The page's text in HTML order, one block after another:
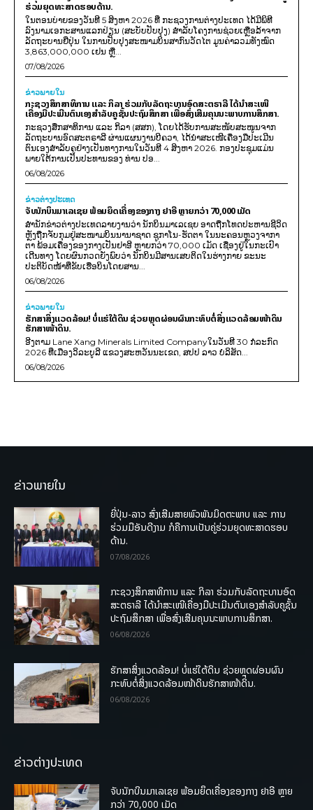
ຮ່ວມຍຸດທະສາດຮອບດ້ານ.
ໃນຕອນບ່າຍຂອງວັນທີ 5 ສິງຫາ 2026 ທີ່ ກະຊວງການຕ່າງປະເທດ ໄດ້ມີພິທີ
ລົງນາມເອກະສານແລກປ່ຽນ (ສະບັບປັບປຸງ) ສໍາລັບໂຄງການຊ່ວຍເຫຼືອລ້າຈາກ
ລັດຖະບານຍີ່ປຸ່ນ ໃນການປັບປຸງສະໜາມບິນສາກົນວັດໄຕ ມູນຄ່າລວມທັງໝົດ
3,863,000,000 ເຢນ ຫຼື...
07/08/2026
ຂ່າວພາຍ​ໃນ
ກະຊວງສຶກສາທິການ ແລະ ກິລາ ຮ່ວມກັບລັດຖະບານອົດສະຕຣາລີ ໄດ້ນຳສະເໜີ
ເຄື່ອງມືປະເມີນຕົນເອງສຳລັບຄູຊັ້ນປະຖົມສຶກສາ ເພື່ອສົ່ງເສີມຄຸນນະພາບການສຶກສາ.
ກະຊວງສຶກສາທິການ ແລະ ກິລາ (ສສກ), ໂດຍໄດ້ຮັບການສະໜັບສະໜູນຈາກ
ລັດຖະບານອົດສະຕຣາລີ ຜ່ານແຜນງານບີຄວາ, ໄດ້ນຳສະເໜີເຄື່ອງມືປະເມີນ
ຕົນເອງສຳລັບຄູຢ່າງເປັນທາງການໃນວັນທີ 4 ສິງຫາ 2026. ກອງປະຊຸມແມ່ນ
ພາຍໃຕ້ການເປັນປະທານຂອງ ທ່ານ ປອ...
06/08/2026
ຂ່າວຕ່າງປະເທດ
ຈັບນັກບິນມາເລເຊຍ ພ້ອມຍຶດເຄື່ອງຂອງກາງ ຢາອີ ຫຼາຍກວ່າ 70,000 ເມັດ
ສຳນັກຂ່າວຕ່າງປະເທດລາຍງານວ່າ ນັກບິນມາເລເຊຍ ອາດຖືກໂທດປະຫານຊີວິດ
ຫຼັງຖືກຈັບກຸມຢູ່ສະໜາມບິນນານາຊາດ ຊູກາໂນ-ຮັດຕາ ໃນນະຄອນຫຼວງຈາກາ
ຕາ ພ້ອມເຄື່ອງຂອງກາງເປັນຢາອີ ຫຼາຍກວ່າ 70,000 ເມັດ ເຊື່ອງຢູ່ໃນກະເປົາ
ເດີນທາງ ໂດຍຜົນກວດຍັງພົບວ່າ ນັກບິນມີສານເສບຕິດໃນຮ່າງກາຍ ຂະນະ
ປະຕິບັດໜ້າທີ່ຂັບເຮືອບິນໂດຍສານ...
06/08/2026
ຂ່າວພາຍ​ໃນ
ຮັກສາສິ່ງແວດລ້ອມ! ບໍ່ແຮ່ໃຕ້ດິນ ຊ່ວຍຫຼຸດຜ່ອນຜົນກະທົບຕໍ່ສິ່ງແວດລ້ອມໜ້າດິນ
ຮັກສາໜ້າດິນ.
ອີງຕາມ Lane Xang Minerals Limited Companyໃນວັນທີ 30 ກໍລະກົດ
2026 ທີ່ເມືອງວິລະບູລີ ແຂວງສະຫວັນນະເຂດ, ສປປ ລາວ ບໍລິສັດ...
06/08/2026
ຂ່າວພາຍໃນ
ຍີ່ປຸ່ນ-ລາວ ສົ່ງເສີມສາຍພົວພັນມິດຕະພາບ ແລະ ການ
ຮ່ວມມືອັນດີງາມ ກໍຄືການເປັນຄູ່ຮ່ວມຍຸດທະສາດຮອບ
ດ້ານ.
07/08/2026
ກະຊວງສຶກສາທິການ ແລະ ກິລາ ຮ່ວມກັບລັດຖະບານອົດ
ສະຕຣາລີ ໄດ້ນຳສະເໜີເຄື່ອງມືປະເມີນຕົນເອງສຳລັບຄູຊັ້ນ
ປະຖົມສຶກສາ ເພື່ອສົ່ງເສີມຄຸນນະພາບການສຶກສາ.
06/08/2026
ຮັກສາສິ່ງແວດລ້ອມ! ບໍ່ແຮ່ໃຕ້ດິນ ຊ່ວຍຫຼຸດຜ່ອນຜົນ
ກະທົບຕໍ່ສິ່ງແວດລ້ອມໜ້າດິນຮັກສາໜ້າດິນ.
06/08/2026
ຂ່າວຕ່າງປະເທດ
ຈັບນັກບິນມາເລເຊຍ ພ້ອມຍຶດເຄື່ອງຂອງກາງ ຢາອີ ຫຼາຍ
ກວ່າ 70,000 ເມັດ